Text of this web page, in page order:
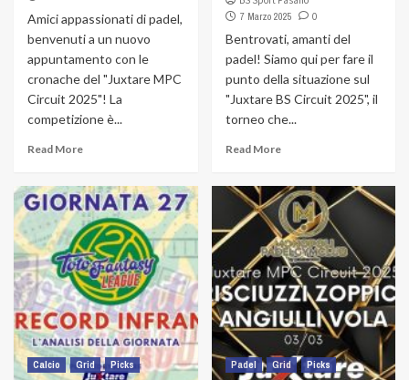
Amici appassionati di padel,
benvenuti a un nuovo
appuntamento con le
cronache del "Juxtare MPC
Circuit 2025"! La
competizione è...
Read More
7 Marzo 2025
0
Bentrovati, amanti del
padel! Siamo qui per fare il
punto della situazione sul
"Juxtare BS Circuit 2025", il
torneo che...
Read More
Calcio Grid Picks Padel Grid Picks